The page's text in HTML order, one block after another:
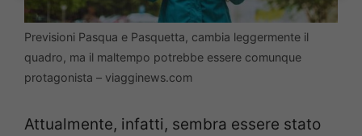
Previsioni Pasqua e Pasquetta, cambia leggermente il
quadro, ma il maltempo potrebbe essere comunque
protagonista – viagginews.com
Attualmente, infatti, sembra essere stato